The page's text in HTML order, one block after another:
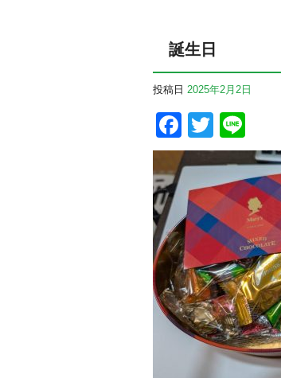
誕生日
投稿日 2025年2月2日
Facebook
Twitter